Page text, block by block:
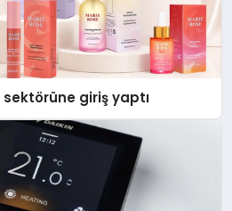
giriş yaptı